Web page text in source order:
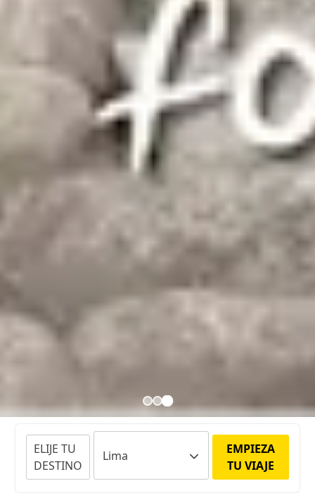
ELIJE TU
DESTINO
EMPIEZA
TU VIAJE